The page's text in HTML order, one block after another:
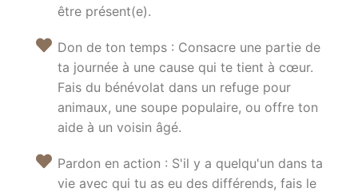
être présent(e).
Don de ton temps : Consacre une partie de
ta journée à une cause qui te tient à cœur.
Fais du bénévolat dans un refuge pour
animaux, une soupe populaire, ou offre ton
aide à un voisin âgé.
Pardon en action : S'il y a quelqu'un dans ta
vie avec qui tu as eu des différends, fais le